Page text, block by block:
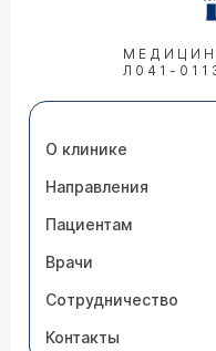
Л041-
О клинике
Направления
Пациентам
Врачи
Сотрудничество
Контакты